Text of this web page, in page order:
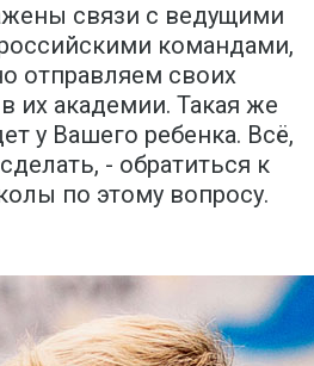
связи с ведущими
командами,
отправляем своих
их академии. Такая же
у Вашего ребенка. Всё,
- обратиться к
по этому вопросу.